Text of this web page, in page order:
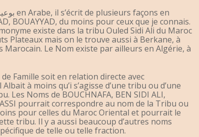
BOUAYYAD, du moins pour ceux que je connais.
existe dans la tribu Ouled Sidi Ali du Maroc
Plateaux mais on le trouve aussi à Berkane, à
Marocain. Le Nom existe par ailleurs en Algérie, à
Famille soit en relation directe avec
à moins qu’i s’agisse d’une tribu ou d’une
Les Noms de BOUCHNAFA, BEN SIDI ALI,
pourrait correspondre au nom de la Tribu ou
pour celles du Maroc Oriental et pourrait le
tribu. Il y a aussi beaucoup d’autres noms
de telle ou telle fraction.